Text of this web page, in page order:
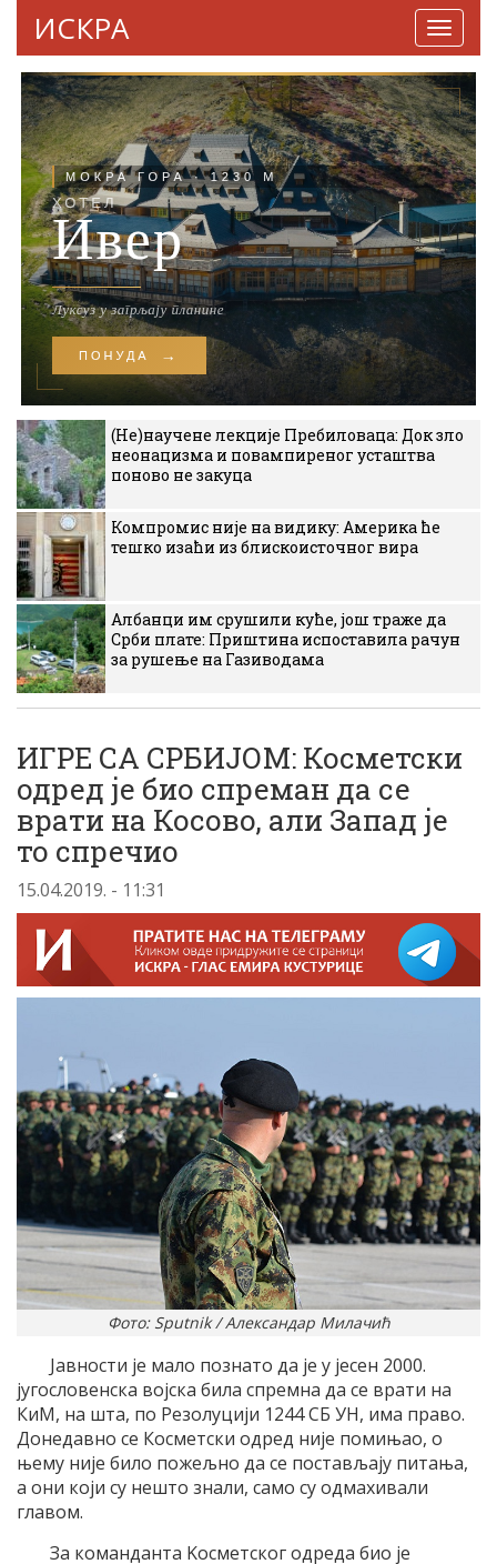
ИСКРА
(Не)научене лекције Пребиловаца: Док зло
неонацизма и повампиреног усташтва
поново не закуца
Компромис није на видику: Америка ће
тешко изаћи из блискоисточног вира
Албанци им срушили куће, још траже да
Срби плате: Приштина испоставила рачун
за рушење на Газиводама
ИГРЕ СА СРБИЈОМ: Косметски
одред је био спреман да се
врати на Косово, али Запад је
то спречио
15.04.2019. - 11:31
Фото: Sputnik / Александар Милачић
Јавности је мало познато да је у јесен 2000.
југословенска војска била спремна да се врати на
КиМ, на шта, по Резолуцији 1244 СБ УН, има право.
Донедавно сe Косметски одред није помињао, о
њему није било пожељно да се постављају питања,
а они који су нешто знали, само су одмахивали
главом.
За команданта Kосметског одреда био је